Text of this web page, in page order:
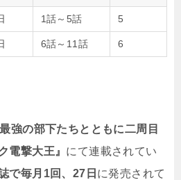
1話～5話 5
6話～11話 6
強の部下たちとともに二周目
電撃大王』 にて連載されてい
で毎月1回、27日 に発売されて